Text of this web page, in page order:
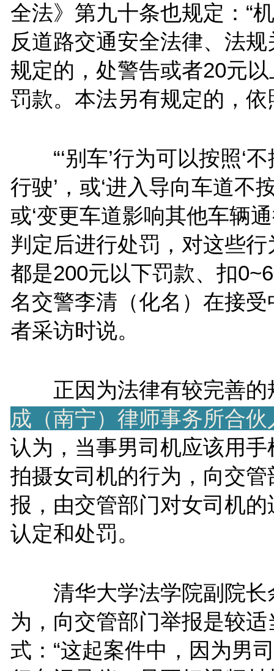
全法》第九十条也规定：“
反道路交通安全法律、法
规定的，处警告或者20元
罚款。本法另有规定的，依
“‘别车’行为可以按照‘不
行驶’，或‘进入导向车道不
或‘变更车道影响其他车辆
判定后进行处罚，对这些
都是200元以下罚款、扣
名交警李清（化名）在接
者采访时说。
正因为法律有较完善的
成（南宁）律师事务所合
认为，当事男司机应该用
拍摄女司机的行为，向交
报，由交管部门对女司机
认定和处罚。
清华大学法学院副院长
为，向交管部门举报是较
式：“这起案件中，因为男